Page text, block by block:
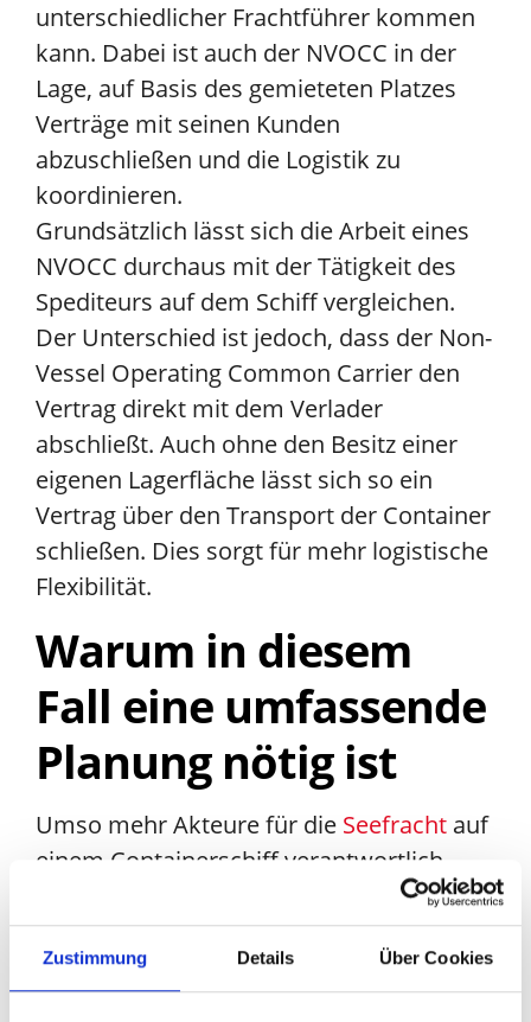
Zustimmung Details Über Cookies
unterschiedlicher Frachtführer kommen
kann. Dabei ist auch der NVOCC in der
Lage, auf Basis des gemieteten Platzes
Verträge mit seinen Kunden
abzuschließen und die Logistik zu
koordinieren.
Grundsätzlich lässt sich die Arbeit eines
NVOCC durchaus mit der Tätigkeit des
Spediteurs auf dem Schiff vergleichen.
Der Unterschied ist jedoch, dass der Non-
Vessel Operating Common Carrier den
Vertrag direkt mit dem Verlader
abschließt. Auch ohne den Besitz einer
eigenen Lagerfläche lässt sich so ein
Vertrag über den Transport der Container
schließen. Dies sorgt für mehr logistische
Flexibilität.
Warum in diesem
Fall eine umfassende
Planung nötig ist
Umso mehr Akteure für die Seefracht auf
einem Containerschiff verantwortlich
zielgerichtete Planung. Grundsätzlich gibt
es für NVOCCs keine Kontrollen oder
staatliche Regulierungen, lediglich eine